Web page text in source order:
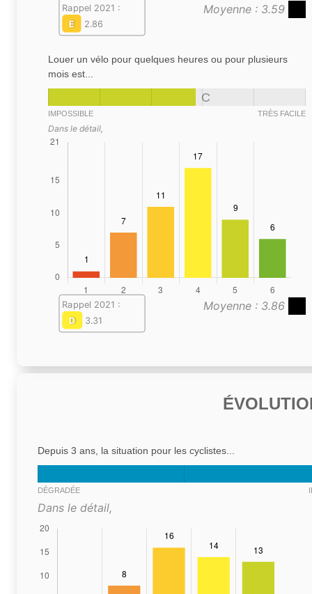
Moyenne : 3.59
Rappel 2021 :
E
2.86
Louer un vélo pour quelques heures ou pour plusieurs
mois est...
C
IMPOSSIBLE TRÈS FACILE
Dans le détail,
Moyenne : 3.86
Rappel 2021 :
D
3.31
Depuis 3 ans, la situation pour les cyclistes...
DÉGRADÉE
Dans le détail,